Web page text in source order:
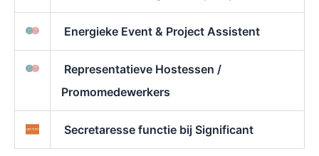
Energieke Event & Project Assistent
Representatieve Hostessen /
Promomedewerkers
Secretaresse functie bij Significant